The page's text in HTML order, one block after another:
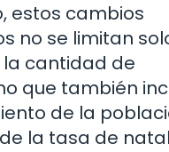
estos cambios
no se limitan
cantidad de
que también
de la
la tasa de